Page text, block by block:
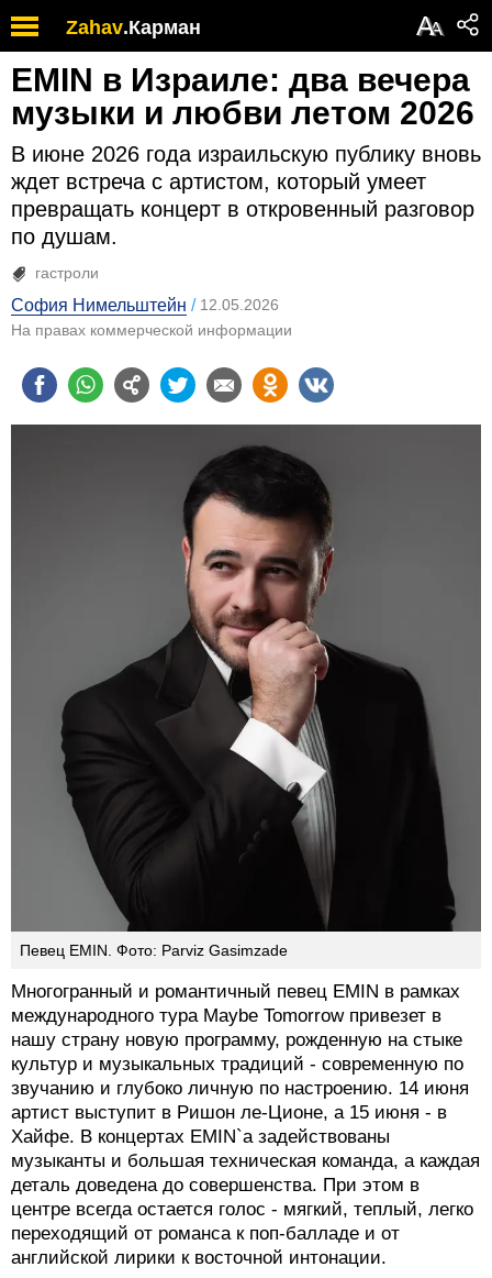
Zahav.Карман АА
EMIN в Израиле: два вечера
музыки и любви летом 2026
В июне 2026 года израильскую публику вновь
ждет встреча с артистом, который умеет
превращать концерт в откровенный разговор
по душам.
гастроли
София Нимельштейн
12.05.2026
На правах коммерческой информации
Певец EMIN. Фото: Parviz Gasimzade
Многогранный и романтичный певец EMIN в рамках
международного тура Maybe Tomorrow привезет в
нашу страну новую программу, рожденную на стыке
культур и музыкальных традиций - современную по
звучанию и глубоко личную по настроению. 14 июня
артист выступит в Ришон ле-Ционе, а 15 июня - в
Хайфе. В концертах EMIN`a задействованы
музыканты и большая техническая команда, а каждая
деталь доведена до совершенства. При этом в
центре всегда остается голос - мягкий, теплый, легко
переходящий от романса к поп-балладе и от
английской лирики к восточной интонации.